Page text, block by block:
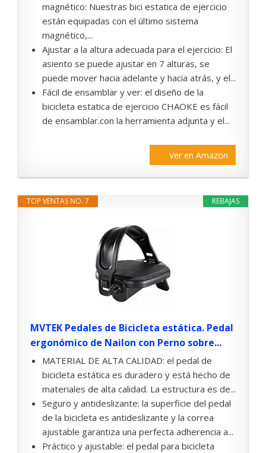
magnético: Nuestras bici estatica de ejercicio
están equipadas con el último sistema
magnético,...
Ajustar a la altura adecuada para el ejercicio: El
asiento se puede ajustar en 7 alturas, se
puede mover hacia adelante y hacia atrás, y el...
Fácil de ensamblar y ver: el diseño de la
bicicleta estatica de ejercicio CHAOKE es fácil
de ensamblar.con la herramienta adjunta y el...
Ver en Amazon
REBAJAS
TOP VENTAS NO. 7
MVTEK Pedales de Bicicleta estática. Pedal
ergonómico de Nailon con Perno sobre...
MATERIAL DE ALTA CALIDAD: el pedal de
bicicleta estática es duradero y está hecho de
materiales de alta calidad. La estructura es de...
Seguro y antideslizante: la superficie del pedal
de la bicicleta es antideslizante y la correa
ajustable garantiza una perfecta adherencia a...
Práctico y ajustable: el pedal para bicicleta